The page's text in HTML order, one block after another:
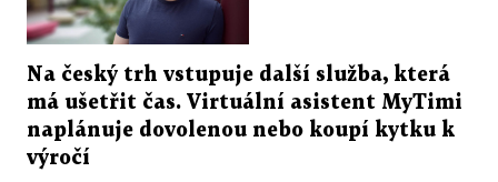
Na český trh vstupuje další služba, která
má ušetřit čas. Virtuální asistent MyTimi
naplánuje dovolenou nebo koupí kytku k
výročí